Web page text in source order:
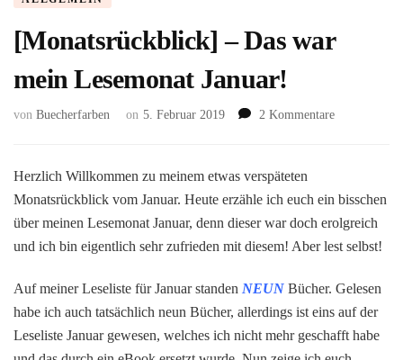
[Monatsrückblick] – Das war
mein Lesemonat Januar!
von Buecherfarben on 5. Februar 2019 2 Kommentarezu
mein
Lesemonat
Januar!
Herzlich Willkommen zu meinem etwas verspäteten
Monatsrückblick vom Januar. Heute erzähle ich euch ein bisschen
über meinen Lesemonat Januar, denn dieser war doch erolgreich
und ich bin eigentlich sehr zufrieden mit diesem! Aber lest selbst!
Auf meiner Leseliste für Januar standen NEUN Bücher. Gelesen
habe ich auch tatsächlich neun Bücher, allerdings ist eins auf der
Leseliste Januar gewesen, welches ich nicht mehr geschafft habe